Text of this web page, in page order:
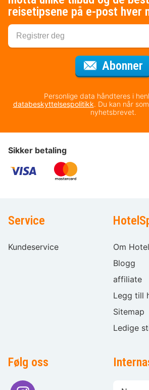
reisetipsene på e-post hver
Abonner
Personlige data håndteres i
databeskyttelsespolitikk. Du kan når
nyhetsbrevet.
Sikker betaling
Service
Kundeservice
Om
Blogg
affiliate
Legg till
Sitemap
Ledige
Følg oss